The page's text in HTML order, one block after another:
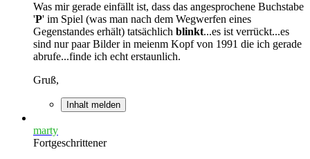
Was mir gerade einfällt ist, dass das angesprochene Buchstabe
'P' im Spiel (was man nach dem Wegwerfen eines
Gegenstandes erhält) tatsächlich blinkt...es ist verrückt...es
sind nur paar Bilder in meienm Kopf von 1991 die ich gerade
abrufe...finde ich echt erstaunlich.
Gruß,
Inhalt melden
marty
Fortgeschrittener